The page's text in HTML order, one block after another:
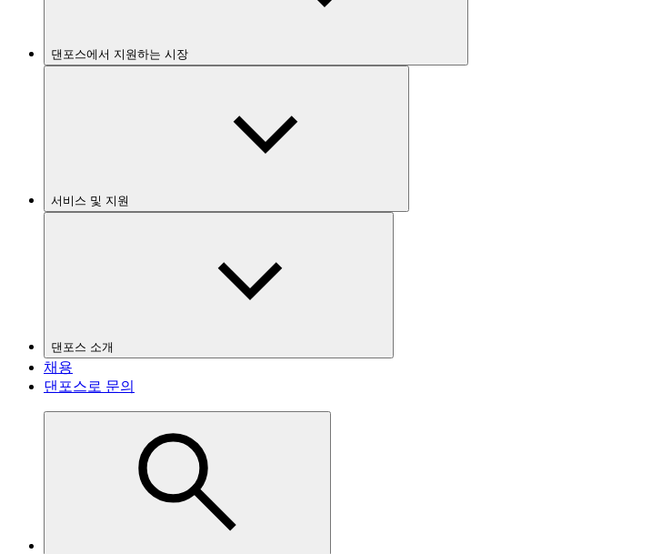
댄포스에서 지원하는 시장
서비스 및 지원
댄포스 소개
채용
댄포스로 문의